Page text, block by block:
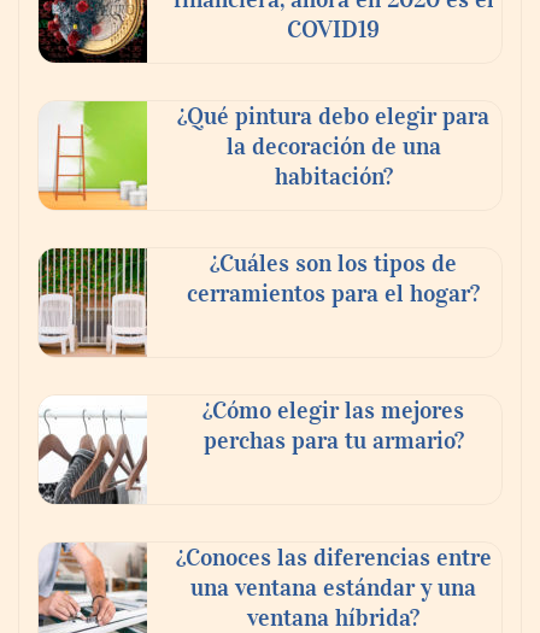
COVID19
¿Qué pintura debo elegir para
la decoración de una
habitación?
¿Cuáles son los tipos de
cerramientos para el hogar?
¿Cómo elegir las mejores
perchas para tu armario?
¿Conoces las diferencias entre
una ventana estándar y una
ventana híbrida?